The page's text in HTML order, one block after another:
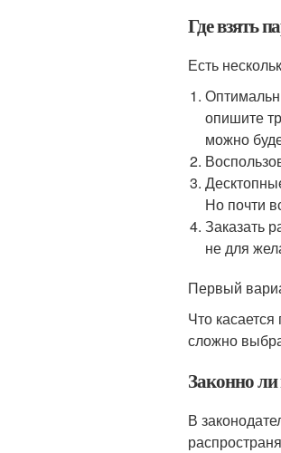
Где взять
Есть
опишите
можно
Но почти
Заказать
не для
Первый
Что
сложно
Законно
В